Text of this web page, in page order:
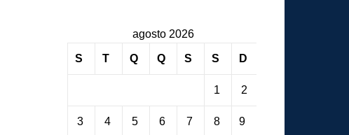
agosto 2026
S T Q Q S S D
1 2
3 4 5 6 7 8 9